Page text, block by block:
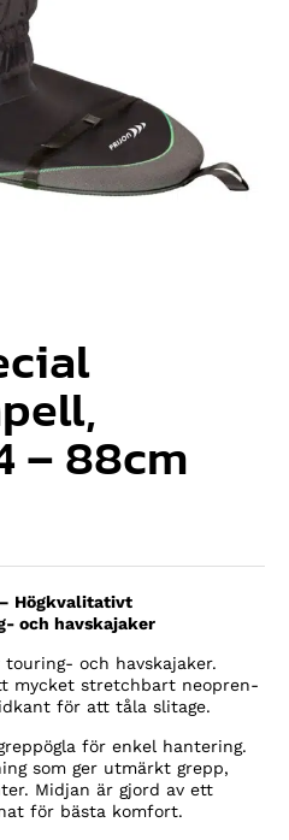
– 88cm
– Högkvalitativt
och havskajaker
och havskajaker.
mycket stretchbart neopren-
för att tåla slitage.
för enkel hantering.
som ger utmärkt grepp,
Midjan är gjord av ett
för bästa komfort.